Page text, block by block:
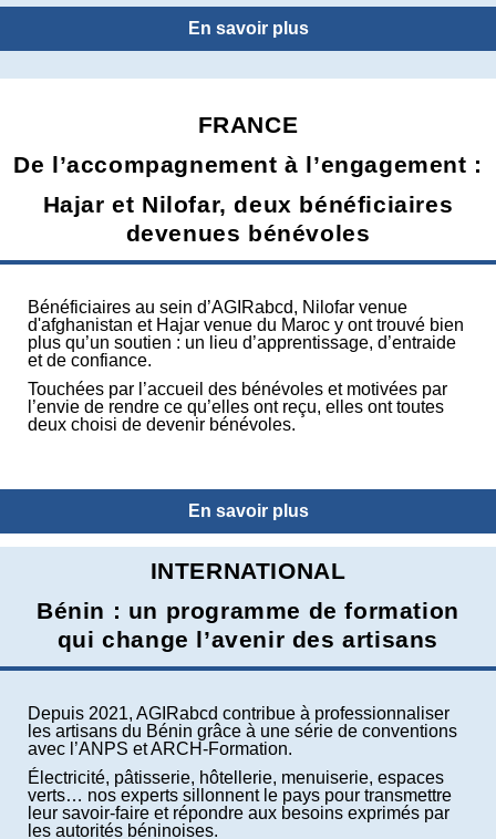
En savoir plus
FRANCE
De l’accompagnement à l’engagement :
Hajar et Nilofar, deux bénéficiaires
devenues bénévoles
Bénéficiaires au sein d’AGIRabcd, Nilofar venue
d'afghanistan et Hajar venue du Maroc y ont trouvé bien
plus qu’un soutien : un lieu d’apprentissage, d’entraide
et de confiance.
Touchées par l’accueil des bénévoles et motivées par
l’envie de rendre ce qu’elles ont reçu, elles ont toutes
deux choisi de devenir bénévoles.
En savoir plus
INTERNATIONAL
Bénin : un programme de formation
qui change l’avenir des artisans
Depuis 2021, AGIRabcd contribue à professionnaliser
les artisans du Bénin grâce à une série de conventions
avec l’ANPS et ARCH-Formation.
Électricité, pâtisserie, hôtellerie, menuiserie, espaces
verts… nos experts sillonnent le pays pour transmettre
leur savoir-faire et répondre aux besoins exprimés par
les autorités béninoises.